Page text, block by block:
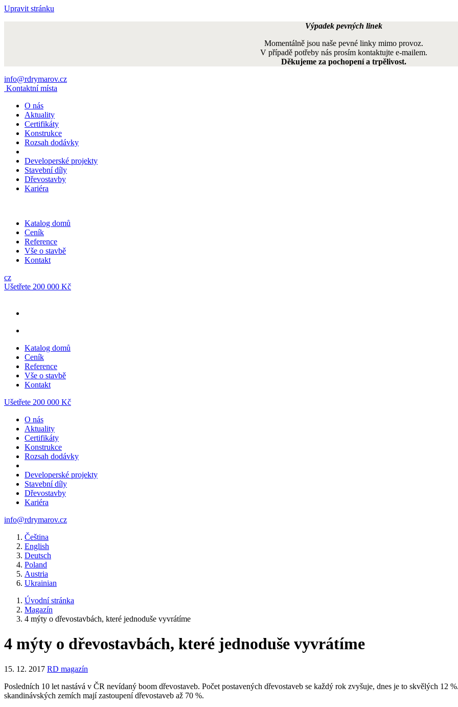
Upravit stránku
Výpadek pevných linek
Momentálně jsou naše pevné linky mimo provoz.
V případě potřeby nás prosím kontaktujte e-mailem.
Děkujeme za pochopení a trpělivost.
info@rdrymarov.cz
Kontaktní místa
O nás
Aktuality
Certifikáty
Konstrukce
Rozsah dodávky
Developerské projekty
Stavební díly
Dřevostavby
Kariéra
Katalog domů
Ceník
Reference
Vše o stavbě
Kontakt
cz
Ušetřete 200 000 Kč
Katalog domů
Ceník
Reference
Vše o stavbě
Kontakt
Ušetřete 200 000 Kč
O nás
Aktuality
Certifikáty
Konstrukce
Rozsah dodávky
Developerské projekty
Stavební díly
Dřevostavby
Kariéra
info@rdrymarov.cz
Čeština
English
Deutsch
Poland
Austria
Ukrainian
Úvodní stránka
Magazín
4 mýty o dřevostavbách, které jednoduše vyvrátíme
4 mýty o dřevostavbách, které jednoduše vyvrátíme
15. 12. 2017 RD magazín
Posledních 10 let nastává v ČR nevídaný boom dřevostaveb. Počet postavených dřevostaveb se každý rok zvyšuje, dnes je to skvělých 12
skandinávských zemích mají zastoupení dřevostaveb až 70 %.